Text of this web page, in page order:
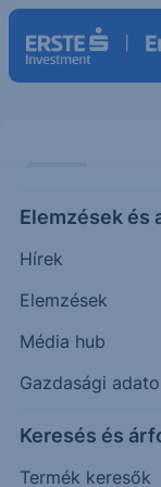
Elemzések és
Hírek
Elemzések
Média hub
Gazdasági
Keresés és
Termék keresők
követően
elmúlt